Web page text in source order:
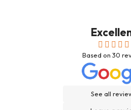
Based on 30
See all